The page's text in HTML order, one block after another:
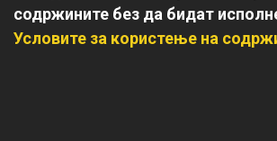
содржините без да бидат
Условите за користење на